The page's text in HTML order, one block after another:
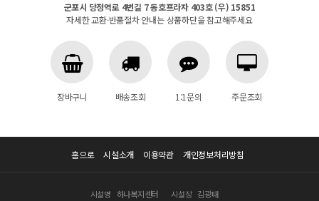
군포시 당정역로 4번길 7 동호프라자 403호 (우) 15851
자세한 교환·반품절차 안내는 상품하단을 참고해주세요
장바구니 배송조회 1:1문의 주문조회
홈으로 시설소개 이용약관 개인정보처리방침
시설명 하나복지센터 시설장 김광태